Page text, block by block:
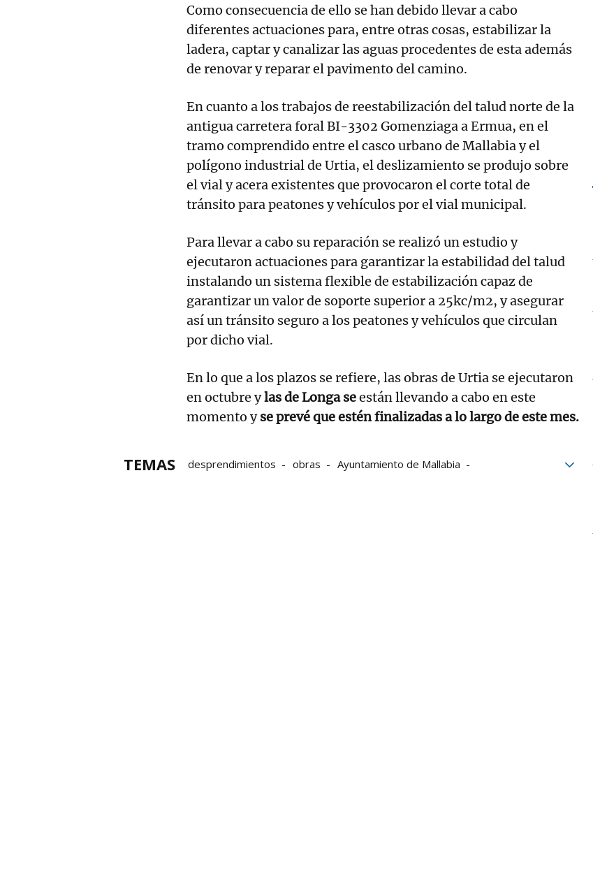
Como consecuencia de ello se han debido llevar a cabo
diferentes actuaciones para, entre otras cosas, estabilizar la
ladera, captar y canalizar las aguas procedentes de esta además
de renovar y reparar el pavimento del camino.
En cuanto a los trabajos de reestabilización del talud norte de la
antigua carretera foral BI-3302 Gomenziaga a Ermua, en el
tramo comprendido entre el casco urbano de Mallabia y el
polígono industrial de Urtia, el deslizamiento se produjo sobre
el vial y acera existentes que provocaron el corte total de
tránsito para peatones y vehículos por el vial municipal.
Para llevar a cabo su reparación se realizó un estudio y
ejecutaron actuaciones para garantizar la estabilidad del talud
instalando un sistema flexible de estabilización capaz de
garantizar un valor de soporte superior a 25kc/m2, y asegurar
así un tránsito seguro a los peatones y vehículos que circulan
por dicho vial.
En lo que a los plazos se refiere, las obras de Urtia se ejecutaron
en octubre ylas de Longa seestán llevando a cabo en este
momento yse prevé que estén finalizadas a lo largo de este mes.
TEMAS desprendimientos obras
Ayuntamiento de Mallabia